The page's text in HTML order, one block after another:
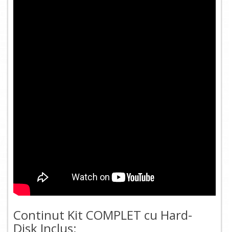
Continut Kit COMPLET cu Hard-
Disk Inclus: